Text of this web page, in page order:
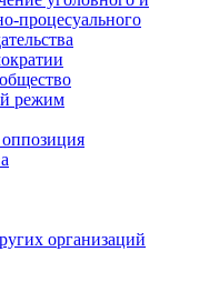
процесуального
режим
организаций